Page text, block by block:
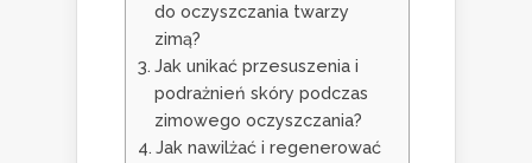
do oczyszczania twarzy
zimą?
Jak unikać przesuszenia i
podrażnień skóry podczas
zimowego oczyszczania?
Jak nawilżać i regenerować